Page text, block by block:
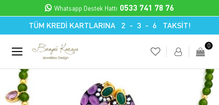
TÜM KREDİ KARTLARINA 2 - 3 - 6 TAKSİT!
Whatsapp Destek Hattı 0533 741 78 76
0